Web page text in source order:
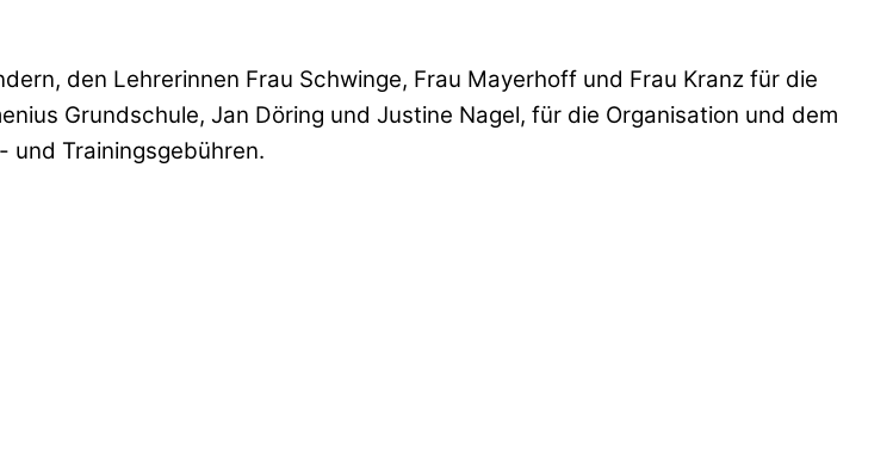
den Lehrerinnen Frau Schwinge, Frau Mayerhoff und Frau Kranz für die
Grundschule, Jan Döring und Justine Nagel, für die Organisation und dem
und Trainingsgebühren.